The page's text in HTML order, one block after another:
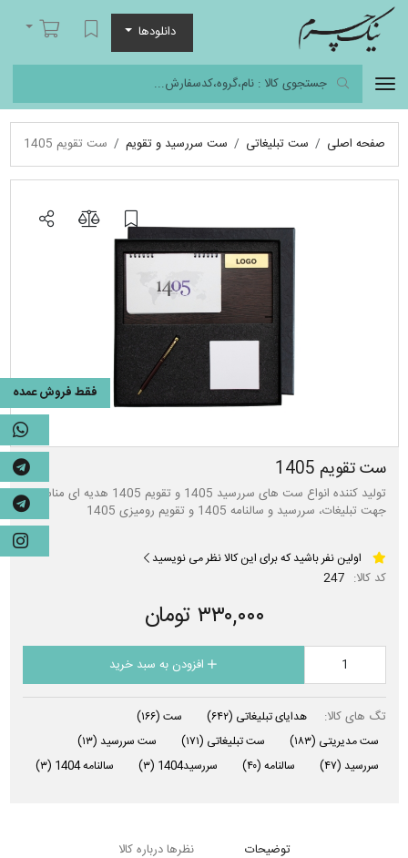
دانلودها
لیست مورد علاقه
سبد خرید
صفحه اصلی ست تبلیغاتی ست سررسید و تقویم ست تقویم 1405
ست تقویم 1405
تولید کننده انواع ست های سررسید 1405 و تقویم 1405 هدیه ای مناسب
جهت تبلیغات، سررسید و سالنامه 1405 و تقویم رومیزی 1405
اولین نفر باشید که برای این کالا نظر می نویسید
کد کالا: 247
۳۳۰,۰۰۰ تومان
افزودن به سبد خرید
تگ های کالا: هدایای تبلیغاتی (۶۴۲) ست (۱۶۶)
ست مدیریتی (۱۸۳) ست تبلیغاتی (۱۷۱) ست سررسید (۱۳)
سررسید (۴۷) سالنامه (۴۰) سررسید1404 (۳) سالنامه 1404 (۳)
توضیحات نظرها درباره کالا
فقط فروش عمده